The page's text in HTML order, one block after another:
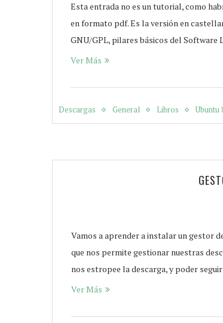
Esta entrada no es un tutorial, como
en formato pdf. Es la versión en
GNU/GPL, pilares básicos del
Ver Más
Descargas General Libros Ubuntu
Vamos a aprender a instalar un gestor
que nos permite gestionar nuestras
nos estropee la descarga, y poder
Ver Más